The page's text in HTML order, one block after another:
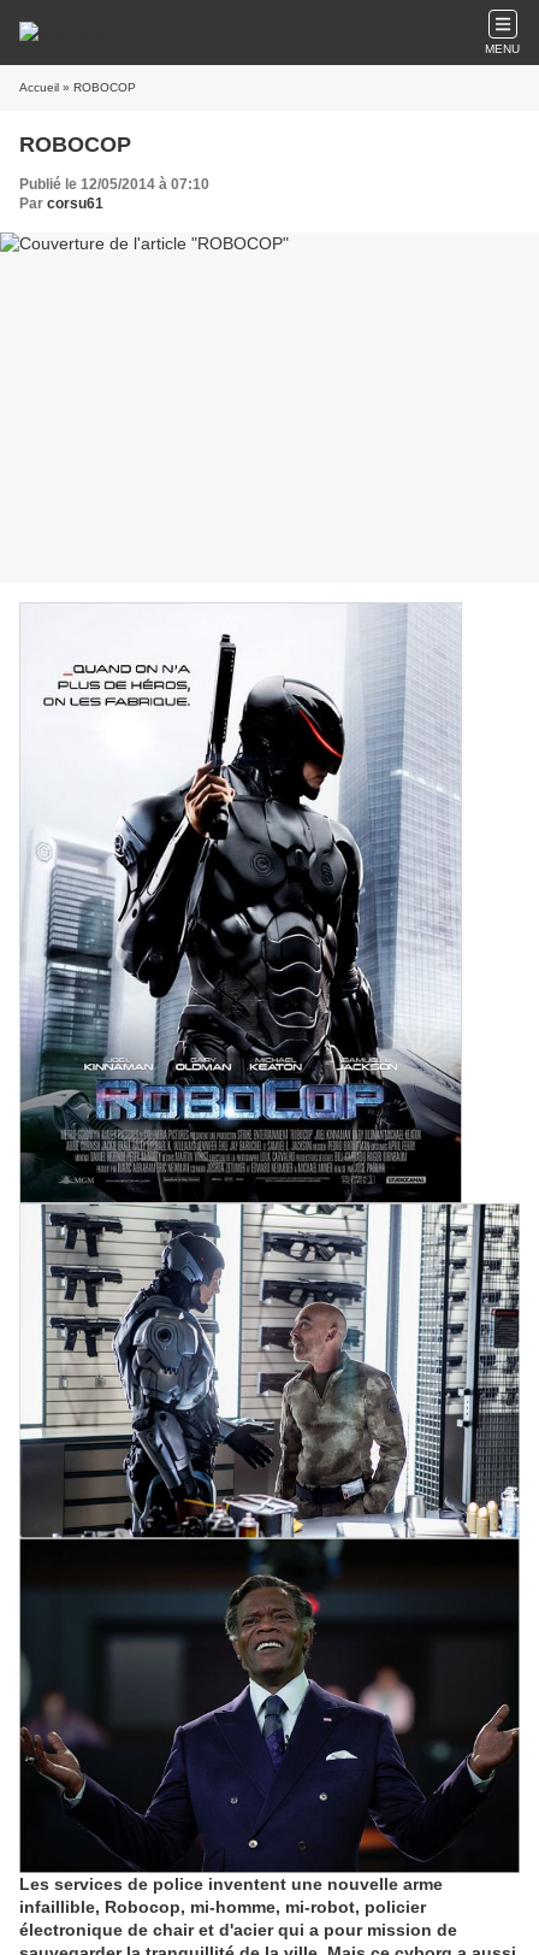
MENU
Accueil » ROBOCOP
ROBOCOP
Publié le 12/05/2014 à 07:10
Par corsu61
Les services de police inventent une nouvelle arme
infaillible, Robocop, mi-homme, mi-robot, policier
électronique de chair et d'acier qui a pour mission de